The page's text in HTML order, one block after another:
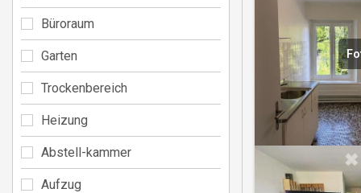
Büroraum
Garten
Trockenbereich
Heizung
Abstell-kammer
Aufzug